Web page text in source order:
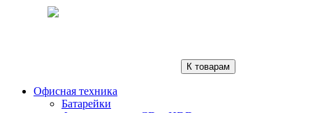
К товарам
Офисная техника
Батарейки